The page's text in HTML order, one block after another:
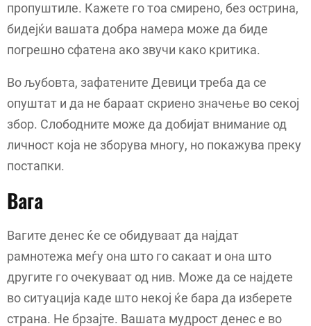
пропуштиле. Кажете го тоа смирено, без острина,
бидејќи вашата добра намера може да биде
погрешно сфатена ако звучи како критика.
Во љубовта, зафатените Девици треба да се
опуштат и да не бараат скриено значење во секој
збор. Слободните може да добијат внимание од
личност која не зборува многу, но покажува преку
постапки.
Вага
Вагите денес ќе се обидуваат да најдат
рамнотежа меѓу она што го сакаат и она што
другите го очекуваат од нив. Може да се најдете
во ситуација каде што некој ќе бара да изберете
страна. Не брзајте. Вашата мудрост денес е во